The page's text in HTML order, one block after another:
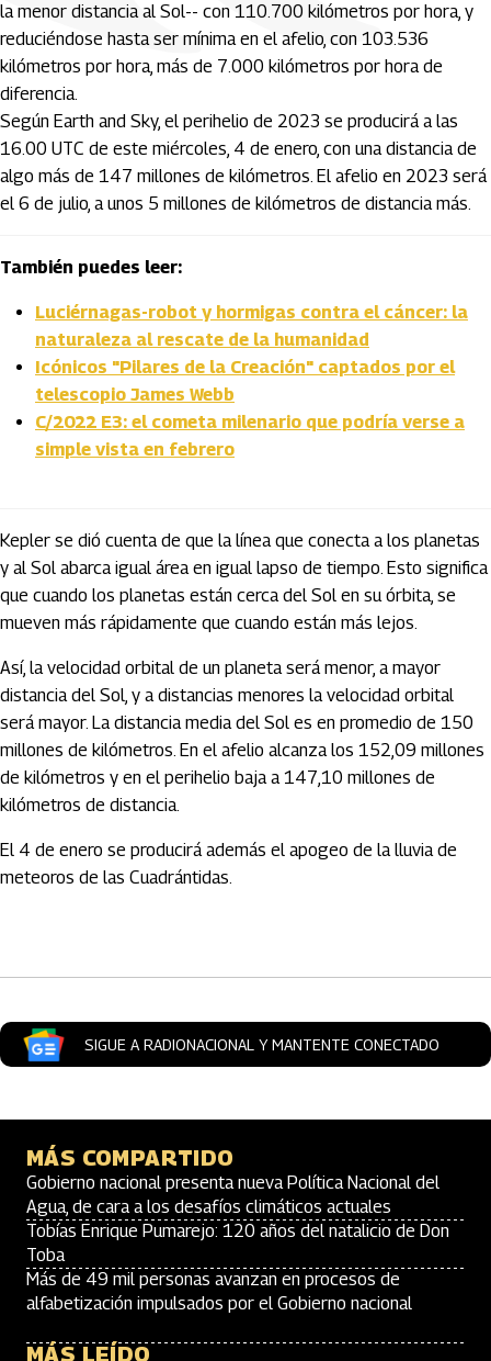
la menor distancia al Sol-- con 110.700 kilómetros por hora, y
reduciéndose hasta ser mínima en el afelio, con 103.536
kilómetros por hora, más de 7.000 kilómetros por hora de
diferencia.
Según Earth and Sky, el perihelio de 2023 se producirá a las
16.00 UTC de este miércoles, 4 de enero, con una distancia de
algo más de 147 millones de kilómetros. El afelio en 2023 será
el 6 de julio, a unos 5 millones de kilómetros de distancia más.
También puedes leer:
Luciérnagas-robot y hormigas contra el cáncer: la
naturaleza al rescate de la humanidad
Icónicos "Pilares de la Creación" captados por el
telescopio James Webb
C/2022 E3: el cometa milenario que podría verse a
simple vista en febrero
Kepler se dió cuenta de que la línea que conecta a los planetas
y al Sol abarca igual área en igual lapso de tiempo. Esto significa
que cuando los planetas están cerca del Sol en su órbita, se
mueven más rápidamente que cuando están más lejos.
Así, la velocidad orbital de un planeta será menor, a mayor
distancia del Sol, y a distancias menores la velocidad orbital
será mayor. La distancia media del Sol es en promedio de 150
millones de kilómetros. En el afelio alcanza los 152,09 millones
de kilómetros y en el perihelio baja a 147,10 millones de
kilómetros de distancia.
El 4 de enero se producirá además el apogeo de la lluvia de
meteoros de las Cuadrántidas.
SIGUE A RADIONACIONAL Y MANTENTE CONECTADO
MÁS COMPARTIDO
Gobierno nacional presenta nueva Política Nacional del
Agua, de cara a los desafíos climáticos actuales
Tobías Enrique Pumarejo: 120 años del natalicio de Don
Toba
Más de 49 mil personas avanzan en procesos de
alfabetización impulsados por el Gobierno nacional
MÁS LEÍDO